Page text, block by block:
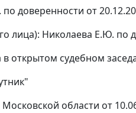
по доверенности от
лица): Николаева Е.Ю. по
в открытом судебном
области от